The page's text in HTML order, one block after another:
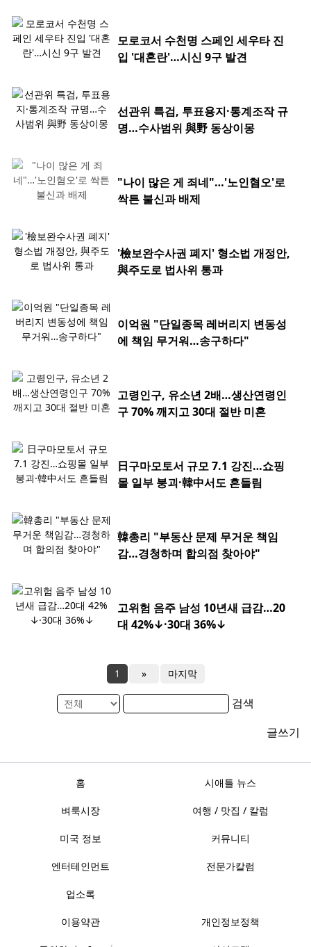
모로코서 수천명 스페인 세우타 진
입 '대혼란'…시신 9구 발견
선관위 특검, 투표용지·통계조작 규
명…수사범위 與野 동상이몽
"나이 많은 게 죄네"…'노인혐오'로
싹튼 불신과 배제
'檢보완수사권 폐지' 형소법 개정안,
與주도로 법사위 통과
이억원 "단일종목 레버리지 변동성
에 책임 무거워…송구하다"
고령인구, 유소년 2배…생산연령인
구 70% 깨지고 30대 절반 미혼
日구마모토서 규모 7.1 강진…쇼핑
몰 일부 붕괴·韓中서도 흔들림
韓총리 "부동산 문제 무거운 책임
감…경청하며 합의점 찾아야"
고위험 음주 남성 10년새 급감…20
대 42%↓·30대 36%↓
1 » 마지막
검색
글쓰기
홈 시애틀 뉴스
벼룩시장 여행 / 맛집 / 칼럼
미국 정보 커뮤니티
엔터테인먼트 전문가칼럼
업소록
이용약관 개인정보정책